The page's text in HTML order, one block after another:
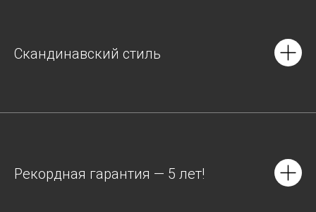
Скандинавский стиль
Рекордная гарантия — 5 лет!